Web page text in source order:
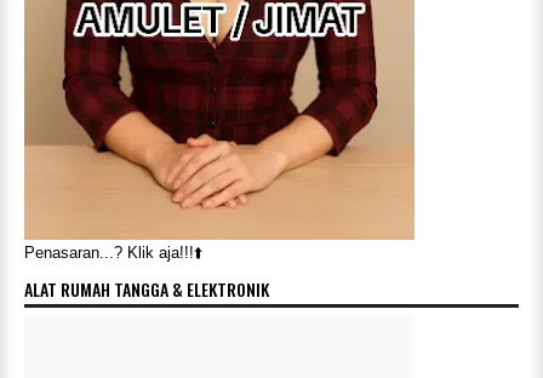
Penasaran...? Klik aja!!!⬆️
ALAT RUMAH TANGGA & ELEKTRONIK